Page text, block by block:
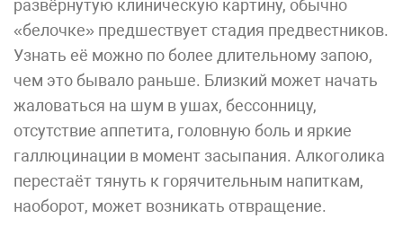
развёрнутую клиническую картину, обычно
«белочке» предшествует стадия предвестников.
Узнать её можно по более длительному запою,
чем это бывало раньше. Близкий может начать
жаловаться на шум в ушах, бессонницу,
отсутствие аппетита, головную боль и яркие
галлюцинации в момент засыпания. Алкоголика
перестаёт тянуть к горячительным напиткам,
наоборот, может возникать отвращение.